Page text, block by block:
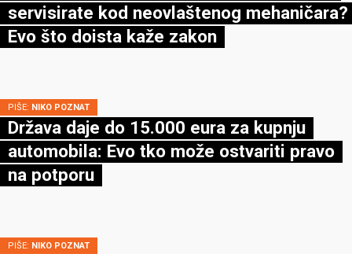
servisirate kod neovlaštenog mehaničara?
Evo što doista kaže zakon
PIŠE: NIKO POZNAT
Država daje do 15.000 eura za kupnju
automobila: Evo tko može ostvariti pravo
na potporu
PIŠE: NIKO POZNAT